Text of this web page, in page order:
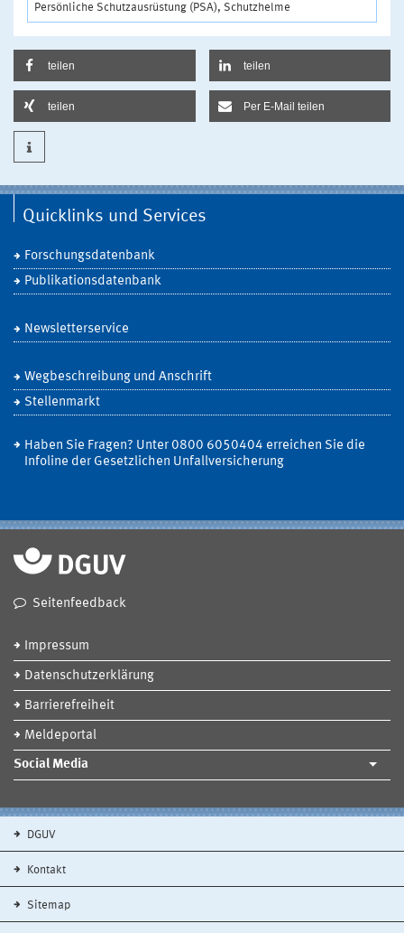
Persönliche Schutzausrüstung (PSA), Schutzhelme
teilen teilen
teilen Per E-Mail teilen
Quicklinks und Services
Forschungsdatenbank
Publikationsdatenbank
Newsletterservice
Wegbeschreibung und Anschrift
Stellenmarkt
Haben Sie Fragen? Unter 0800 6050404 erreichen Sie die
Infoline der Gesetzlichen Unfallversicherung
Seitenfeedback
Impressum
Datenschutzerklärung
Barrierefreiheit
Meldeportal
Social Media
DGUV
Kontakt
Sitemap